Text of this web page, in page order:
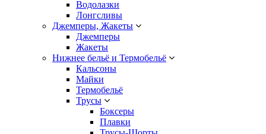
Водолазки
Лонгсливы
Джемперы, Жакеты
Джемперы
Жакеты
Нижнее бельё и Термобельё
Кальсоны
Майки
Термобельё
Трусы
Боксеры
Плавки